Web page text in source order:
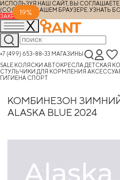
ИСПОЛЬЗУЯ НАШ САЙТ, ВЫ
(COOKIES) В ВАШЕМ БРАУЗЕРЕ. УЗНАТЬ
ЗАКРЫТЬ
+7 (499) 653-88-33 МАГАЗИНЫ
SALE КОЛЯСКИ АВТОКРЕСЛА ДЕТСКАЯ
СТУЛЬЧИКИ ДЛЯ КОРМЛЕНИЯ
ГИГИЕНА СПОРТ
КОМБИНЕЗОН ЗИМНИЙ
ALASKA BLUE 2024
19%